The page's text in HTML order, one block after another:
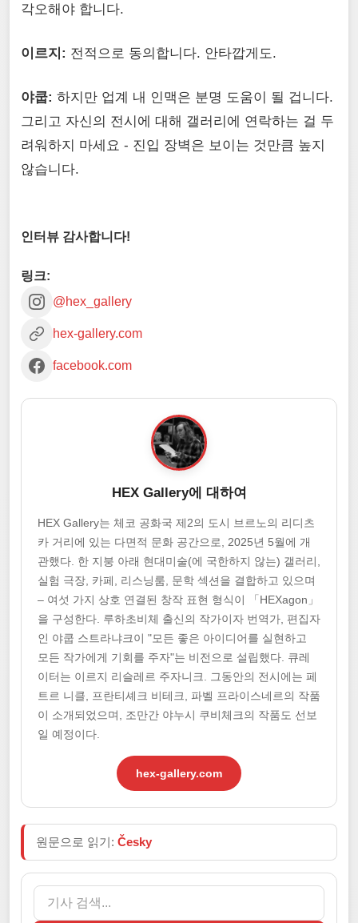
각오해야 합니다.
이르지: 전적으로 동의합니다. 안타깝게도.
야쿱: 하지만 업계 내 인맥은 분명 도움이 될 겁니다.
그리고 자신의 전시에 대해 갤러리에 연락하는 걸 두
려워하지 마세요 - 진입 장벽은 보이는 것만큼 높지
않습니다.
인터뷰 감사합니다!
링크:
@hex_gallery
hex-gallery.com
facebook.com
HEX Gallery에 대하여
HEX Gallery는 체코 공화국 제2의 도시 브르노의 리디츠
카 거리에 있는 다면적 문화 공간으로, 2025년 5월에 개
관했다. 한 지붕 아래 현대미술(에 국한하지 않는) 갤러리,
실험 극장, 카페, 리스닝룸, 문학 섹션을 결합하고 있으며
– 여섯 가지 상호 연결된 창작 표현 형식이 「HEXagon」
을 구성한다. 루하초비체 출신의 작가이자 번역가, 편집자
인 야쿱 스트라냐크이 "모든 좋은 아이디어를 실현하고
모든 작가에게 기회를 주자"는 비전으로 설립했다. 큐레
이터는 이르지 리슬레르 주자니크. 그동안의 전시에는 페
트르 니클, 프란티셰크 비테크, 파벨 프라이스네르의 작품
이 소개되었으며, 조만간 야누시 쿠비체크의 작품도 선보
일 예정이다.
hex-gallery.com
원문으로 읽기: Česky